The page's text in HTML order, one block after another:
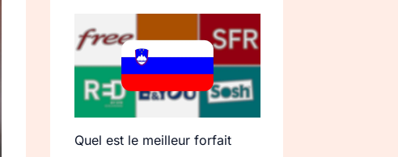
Quel est le meilleur forfait